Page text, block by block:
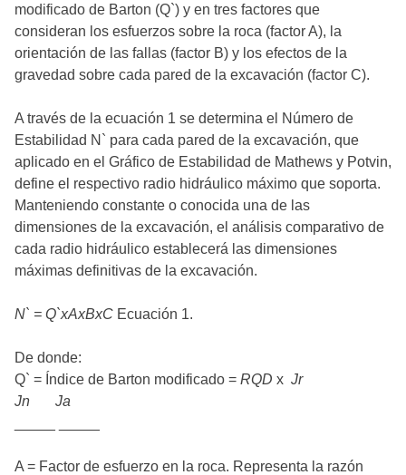
modificado de Barton (Q`) y en tres factores que
consideran los esfuerzos sobre la roca (factor A), la
orientación de las fallas (factor B) y los efectos de la
gravedad sobre cada pared de la excavación (factor C).
A través de la ecuación 1 se determina el Número de
Estabilidad N` para cada pared de la excavación, que
aplicado en el Gráfico de Estabilidad de Mathews y Potvin,
define el respectivo radio hidráulico máximo que soporta.
Manteniendo constante o conocida una de las
dimensiones de la excavación, el análisis comparativo de
cada radio hidráulico establecerá las dimensiones
máximas definitivas de la excavación.
N` = Q`xAxBxC Ecuación 1.
De donde:
Q` = Índice de Barton modificado = RQD x Jr
Jn
Ja
A = Factor de esfuerzo en la roca. Representa la razón